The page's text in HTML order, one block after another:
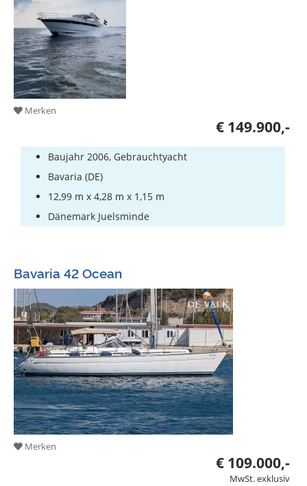
Merken
€ 149.900,-
Baujahr 2006, Gebrauchtyacht
Bavaria (DE)
12,99 m x 4,28 m x 1,15 m
Dänemark Juelsminde
Bavaria 42 Ocean
Merken
€ 109.000,-
MwSt. exklusiv